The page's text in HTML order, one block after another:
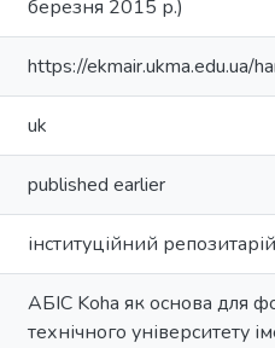
березня 2015 р.)
https://
uk
published earlier
інституційний репозитарій
АБІС Koha як основа для
технічного університету